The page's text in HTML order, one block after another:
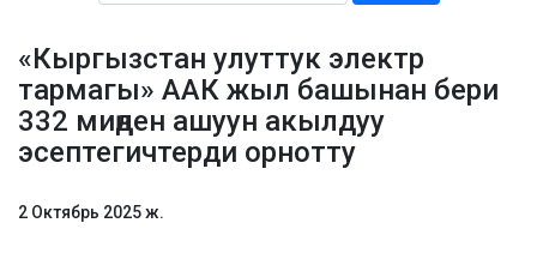
«Кыргызстан улуттук электр
тармагы» ААК жыл башынан бери
332 миңден ашуун акылдуу
эсептегичтерди орнотту
2 Октябрь 2025 ж.